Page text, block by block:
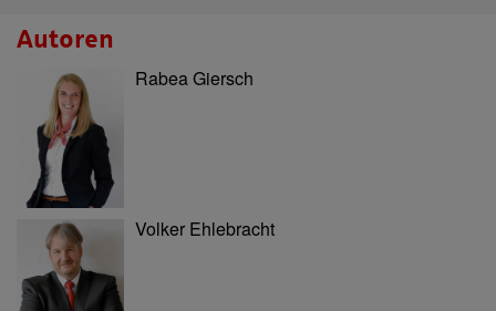
Autoren
Rabea Giersch
Volker Ehlebracht